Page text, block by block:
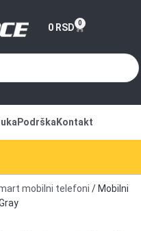
0 RSD 0
Podrška Kontakt
mobilni telefoni / Mobilni